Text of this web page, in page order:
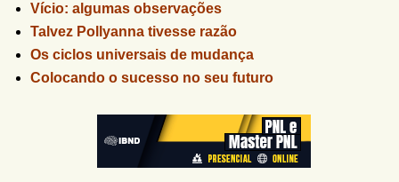
Vício: algumas observações
Talvez Pollyanna tivesse razão
Os ciclos universais de mudança
Colocando o sucesso no seu futuro